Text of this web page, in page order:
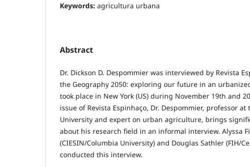
Keywords: agricultura urbana
Abstract
Dr. Dickson D. Despommier was interviewed by Revista
the Geography 2050: exploring our future in an
took place in New York (US) during November 19th and
issue of Revista Espinhaço, Dr. Despommier, professor at
University and expert on urban agriculture, brings
about his research field in an informal interview. Alyssa
(CIESIN/Columbia University) and Douglas Sathler (FIH/
conducted this interview.